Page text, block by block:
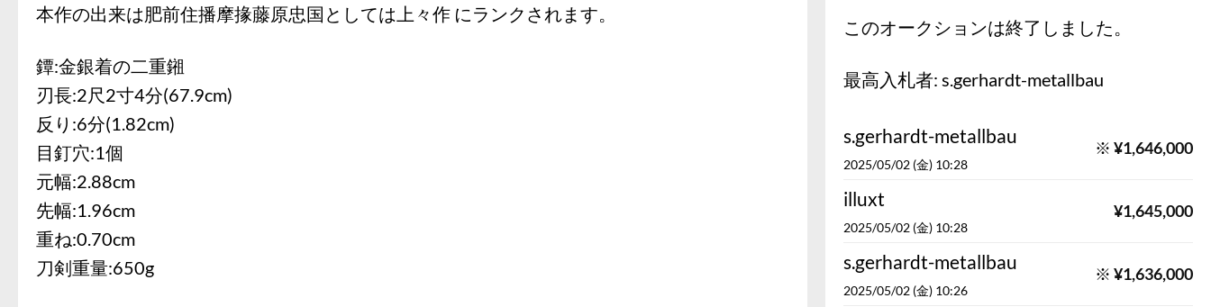
本作の出来は肥前住播摩掾藤原忠国としては上々作 にランクされます。
鐔:金銀着の二重鎺
刃長:2尺2寸4分(67.9cm)
反り:6分(1.82cm)
目釘穴:1個
元幅:2.88cm
先幅:1.96cm
重ね:0.70cm
刀剣重量:650g
このオークションは終了しました。
最高入札者: s.gerhardt-metallbau
s.gerhardt-metallbau
2025/05/02 (金) 10:28
※ ¥1,646,000
illuxt
2025/05/02 (金) 10:28
¥1,645,000
s.gerhardt-metallbau
2025/05/02 (金) 10:26
※ ¥1,636,000